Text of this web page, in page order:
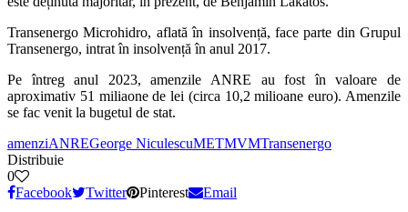
Transenergo Microhidro, aflată în insolvență, face parte din Grupul
Transenergo, intrat în insolvență în anul 2017.
Pe întreg anul 2023, amenzile ANRE au fost în valoare de
aproximativ 51 miliaone de lei (circa 10,2 milioane euro). Amenzile
se fac venit la bugetul de stat.
amenziANREGeorge NiculescuMETMVMTransenergo
Distribuie
0
Facebook
Twitter Pinterest Email